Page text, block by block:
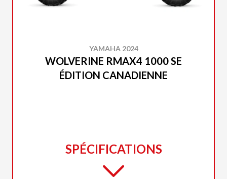
YAMAHA 2024
WOLVERINE RMAX4 1000 SE
ÉDITION CANADIENNE
SPÉCIFICATIONS